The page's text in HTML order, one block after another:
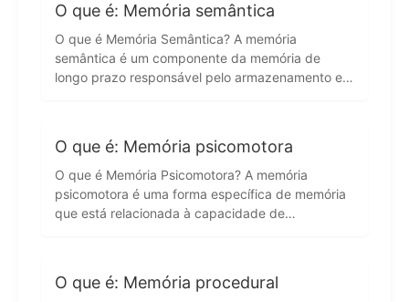
O que é: Memória semântica
O que é Memória Semântica? A memória
semântica é um componente da memória de
longo prazo responsável pelo armazenamento e…
O que é: Memória psicomotora
O que é Memória Psicomotora? A memória
psicomotora é uma forma específica de memória
que está relacionada à capacidade de…
O que é: Memória procedural